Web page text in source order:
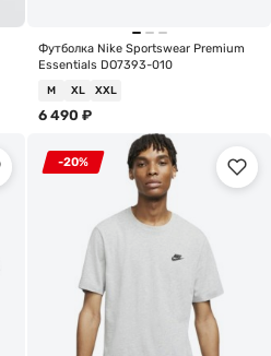
Футболка Nike Sportswear Premium
Essentials DO7393-010
M XL XXL
6 490 ₽
-20%